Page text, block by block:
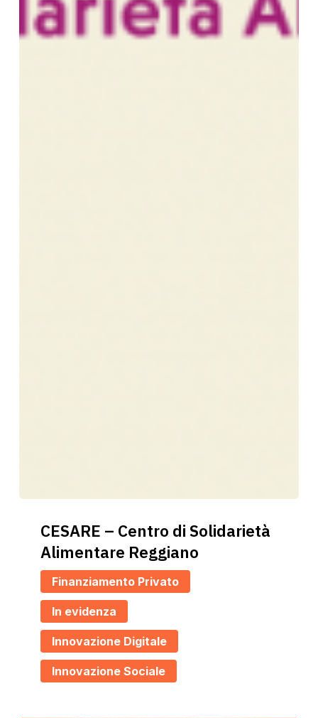
Centro
Solidarietà
Alimentare
Reggiano
Finanziamento Privato
In evidenza
Innovazione Digitale
Innovazione Sociale
CESARE – Centro di Solidarietà
Alimentare Reggiano